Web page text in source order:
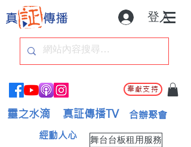
登入
奉獻支持
靈之水滴 真証傳播TV 合辦聚會
舞台台板租用服務
經動人心